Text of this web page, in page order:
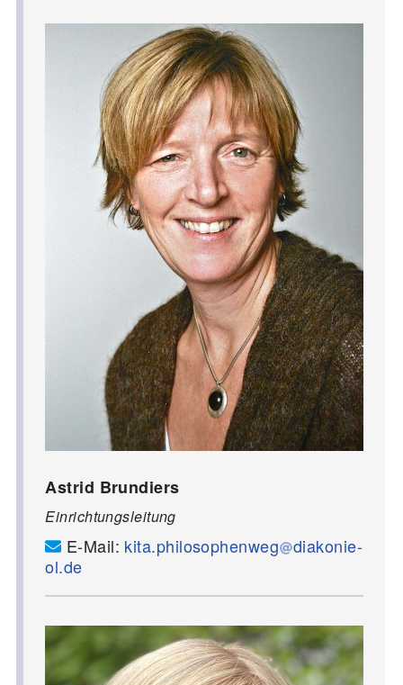
Astrid Brundiers
Einrichtungsleitung
E-Mail: kita.philosophenweg
diakonie-
ol.de